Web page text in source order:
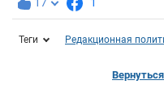
Теги Редакционная